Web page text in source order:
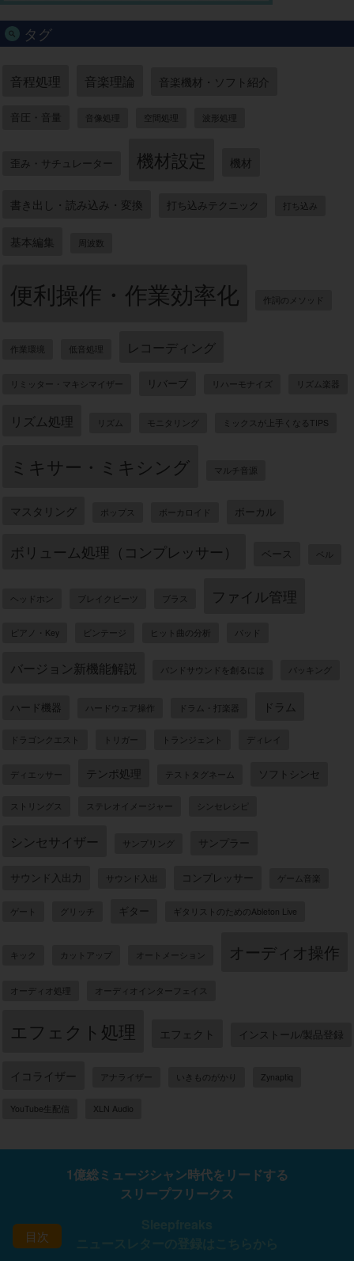
目次
タグ
音程処理 音楽理論 音楽機材・ソフト紹介
音圧・音量 音像処理 空間処理 波形処理
歪み・サチュレーター 機材設定 機材
書き出し・読み込み・変換 打ち込みテクニック 打ち込み
基本編集 周波数
便利操作・作業効率化 作詞のメソッド
作業環境 低音処理 レコーディング
リミッター・マキシマイザー リバーブ リハーモナイズ リズム楽器
リズム処理 リズム モニタリング ミックスが上手くなるTIPS
ミキサー・ミキシング マルチ音源
マスタリング ポップス ボーカロイド ボーカル
ボリューム処理（コンプレッサー） ベース ベル
ヘッドホン ブレイクビーツ ブラス ファイル管理
ピアノ・Key ビンテージ ヒット曲の分析 パッド
バージョン新機能解説 バンドサウンドを創るには バッキング
ハード機器 ハードウェア操作 ドラム・打楽器 ドラム
ドラゴンクエスト トリガー トランジェント ディレイ
ディエッサー テンポ処理 テストタグネーム ソフトシンセ
ストリングス ステレオイメージャー シンセレシピ
シンセサイザー サンプリング サンプラー
サウンド入出力 サウンド入出 コンプレッサー ゲーム音楽
ゲート グリッチ ギター ギタリストのためのAbleton Live
キック カットアップ オートメーション オーディオ操作
オーディオ処理 オーディオインターフェイス
エフェクト処理 エフェクト インストール/製品登録
イコライザー アナライザー いきものがかり Zynaptiq
YouTube生配信 XLN Audio
1億総ミュージシャン時代をリードする
スリープフリークス